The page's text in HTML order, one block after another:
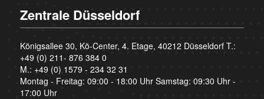
Zentrale Düsseldorf
Königsallee 30, Kö-Center, 4. Etage, 40212 Düsseldorf T.:
+49 (0) 211- 876 384 0
M.: +49 (0) 1579 - 234 32 31
Montag - Freitag: 09:00 - 18:00 Uhr Samstag: 09:30 Uhr -
17:00 Uhr